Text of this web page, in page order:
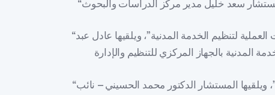
“نبذة عن الجهاز المركزي للتنظيم والإدارة والتطبيقات العملية لتنظيم الخدمة المدنية”، ويلقيها عادل عبد
“الإشكاليات العملية في تطبيق قانون الخدمة المدنية”، ويلقيها المستشار الدكتور محمد الحسيني – نائب